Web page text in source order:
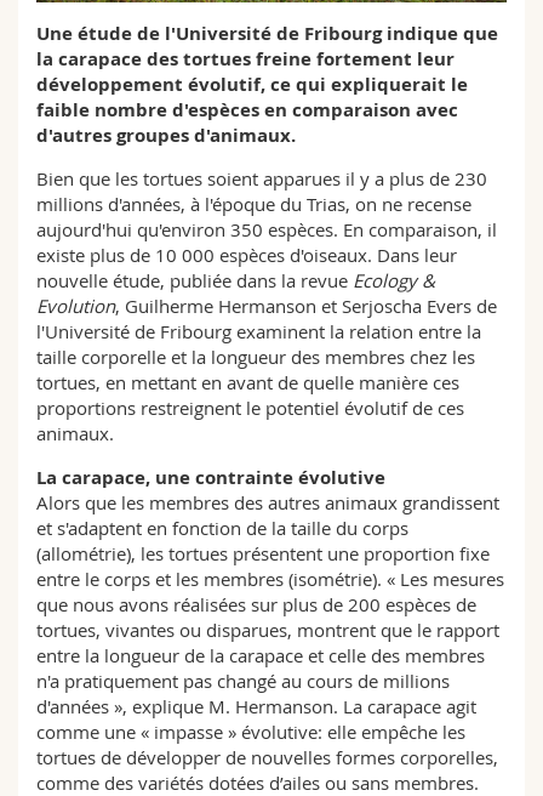
Interfacultaire
Doctorants
Programme des cours
MyUnifr
Une étude de l'Université de Fribourg indique que
la carapace des tortues freine fortement leur
développement évolutif, ce qui expliquerait le
faible nombre d'espèces en comparaison avec
d'autres groupes d'animaux.
Bien que les tortues soient apparues il y a plus de 230
millions d'années, à l'époque du Trias, on ne recense
aujourd'hui qu'environ 350 espèces. En comparaison, il
existe plus de 10 000 espèces d'oiseaux. Dans leur
nouvelle étude, publiée dans la revue Ecology &
Evolution, Guilherme Hermanson et Serjoscha Evers de
l'Université de Fribourg examinent la relation entre la
taille corporelle et la longueur des membres chez les
tortues, en mettant en avant de quelle manière ces
proportions restreignent le potentiel évolutif de ces
animaux.
La carapace, une contrainte évolutive
Alors que les membres des autres animaux grandissent
et s'adaptent en fonction de la taille du corps
(allométrie), les tortues présentent une proportion fixe
entre le corps et les membres (isométrie). « Les mesures
que nous avons réalisées sur plus de 200 espèces de
tortues, vivantes ou disparues, montrent que le rapport
entre la longueur de la carapace et celle des membres
n'a pratiquement pas changé au cours de millions
d'années », explique M. Hermanson. La carapace agit
comme une « impasse » évolutive: elle empêche les
tortues de développer de nouvelles formes corporelles,
comme des variétés dotées d’ailes ou sans membres.